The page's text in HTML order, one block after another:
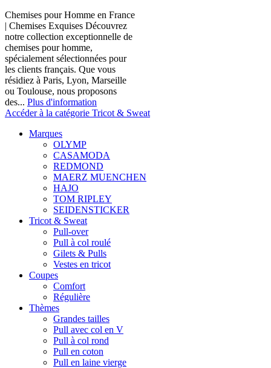
Chemises pour Homme en France
| Chemises Exquises Découvrez
notre collection exceptionnelle de
chemises pour homme,
spécialement sélectionnées pour
les clients français. Que vous
résidiez à Paris, Lyon, Marseille
ou Toulouse, nous proposons
des... Plus d'information
Accéder à la catégorie Tricot & Sweat
Marques
OLYMP
CASAMODA
REDMOND
MAERZ MUENCHEN
HAJO
TOM RIPLEY
SEIDENSTICKER
Tricot & Sweat
Pull-over
Pull à col roulé
Gilets & Pulls
Vestes en tricot
Coupes
Comfort
Régulière
Thèmes
Grandes tailles
Pull avec col en V
Pull à col rond
Pull en coton
Pull en laine vierge